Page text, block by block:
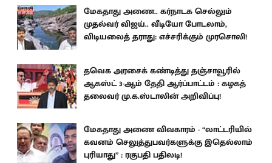
மேகதாது அணை.. கர்நாடக செல்லும்
முதல்வர் விஜய்.. வீடியோ போடலாம்,
விடியலைத் தராது: எச்சரிக்கும் முரசொலி!
தவெக அரசைக் கண்டித்து தஞ்சாவூரில்
ஆகஸ்ட் 3-ஆம் தேதி ஆர்ப்பாட்டம் : கழகத்
தலைவர் மு.க.ஸ்டாலின் அறிவிப்பு!
மேகதாது அணை விவகாரம் - “லாட்டரியில்
கவனம் செலுத்துபவர்களுக்கு இதெல்லாம்
புரியாது” : ரகுபதி பதிலடி!